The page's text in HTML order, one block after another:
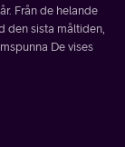
Från de helande
den sista måltiden,
De vises